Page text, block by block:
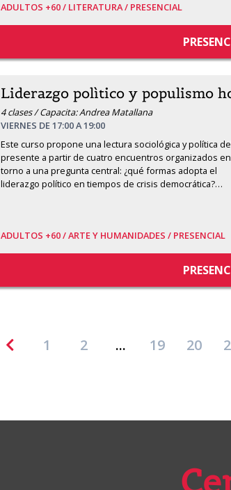
ADULTOS +60 / LITERATURA / PRESENCIAL
Liderazgo polìtico y populismo
4 clases / Capacita: Andrea Matallana
VIERNES DE 17:00 A 19:00
Este curso propone una lectura sociológica y política
presente a partir de cuatro encuentros organizados en
torno a una pregunta central: ¿qué formas adopta el
liderazgo político en tiempos de crisis democrática?…
ADULTOS +60 /ARTE Y HUMANIDADES / PRESENCIAL
1 2 ... 19 20